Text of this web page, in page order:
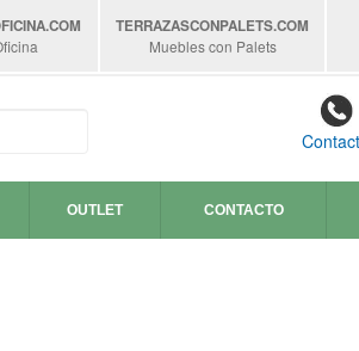
.COM
TERRAZASCONPALETS.COM
Muebles con Palets
OUTLET CONTACTO